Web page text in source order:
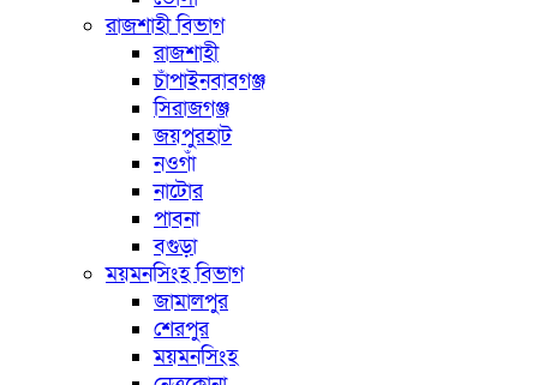
রাজশাহী বিভাগ
রাজশাহী
চাঁপাইনবাবগঞ্জ
সিরাজগঞ্জ
জয়পুরহাট
নওগাঁ
নাটোর
পাবনা
বগুড়া
ময়মনসিংহ বিভাগ
জামালপুর
শেরপুর
ময়মনসিংহ